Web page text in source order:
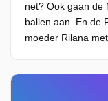
net? Ook gaan de
ballen aan. En de
moeder Rilana